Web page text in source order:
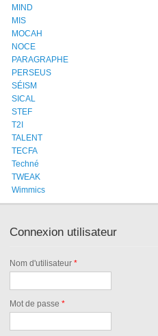
MIND
MIS
MOCAH
NOCE
PARAGRAPHE
PERSEUS
SÉISM
SICAL
STEF
T2I
TALENT
TECFA
Techné
TWEAK
Wimmics
Connexion utilisateur
Nom d'utilisateur*
Mot de passe*